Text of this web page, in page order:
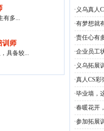
教育、旅游、休闲为一体的
家、省、市有关部门命名
”“党员廉政教育基地”“国防
教育基地”“雏鹰争章实践基
经典景区”等。
地
中心•神丽峡文化拓展训练基
吧，让我们在接受培训的同
触，更能让人们的身心得到
有多...
训师
具备较...
·义乌真人
·有梦想就
·责任心有
·企业员工
·义乌拓展
·真人CS
·毕业墙，
·春暖花开
·参加拓展